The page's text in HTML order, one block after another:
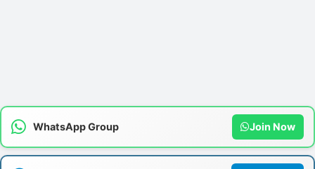
WhatsApp Group Join Now